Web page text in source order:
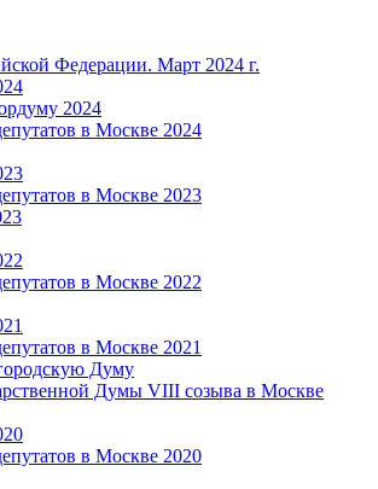
Федерации. Март 2024 г.
2024
в Москве 2024
в Москве 2023
в Москве 2022
в Москве 2021
Думу
Думы VIII созыва в Москве
в Москве 2020